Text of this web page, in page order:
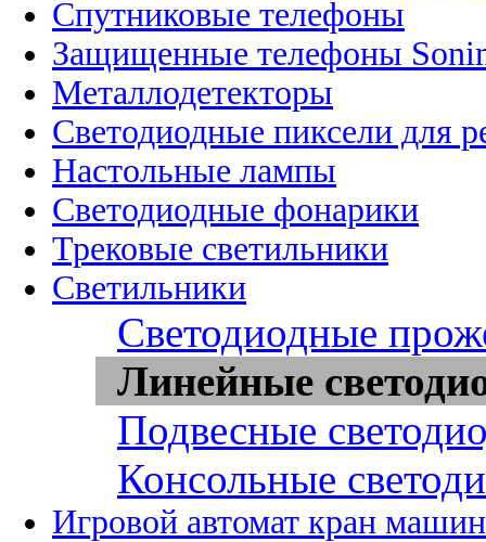
Спутниковые телефоны
Защищенные телефоны
Металлодетекторы
Светодиодные пиксели для
Настольные лампы
Светодиодные фонарики
Трековые светильники
Светильники
Светодиодные
Линейные
Подвесные
Консольные
Игровой автомат кран